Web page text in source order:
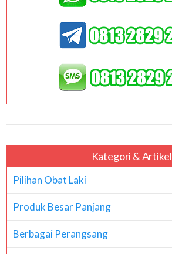
Kategori & Artikel
Pilihan Obat Laki
Produk Besar Panjang
Berbagai Perangsang